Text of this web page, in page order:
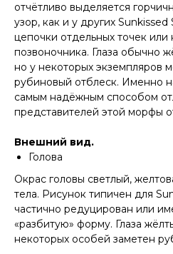
отчётливо выделяется
узор, как и у других
цепочки отдельных точек
позвоночника. Глаза обычно
но у некоторых экземпляров
рубиновый отблеск. Именно
самым надёжным способом
представителей этой морфы
Внешний вид.
Голова
Окрас головы светлый,
тела. Рисунок типичен для
частично редуцирован или
«разбитую» форму. Глаза
некоторых особей заметен